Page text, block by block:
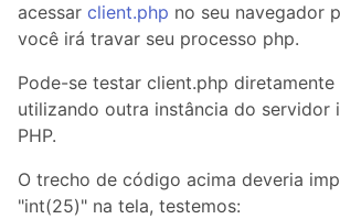
acessar client.php no seu navegador
você irá travar seu processo php.
Pode-se testar client.php diretamente
utilizando outra instância do servidor
PHP.
O trecho de código acima deveria
"int(25)" na tela, testemos: